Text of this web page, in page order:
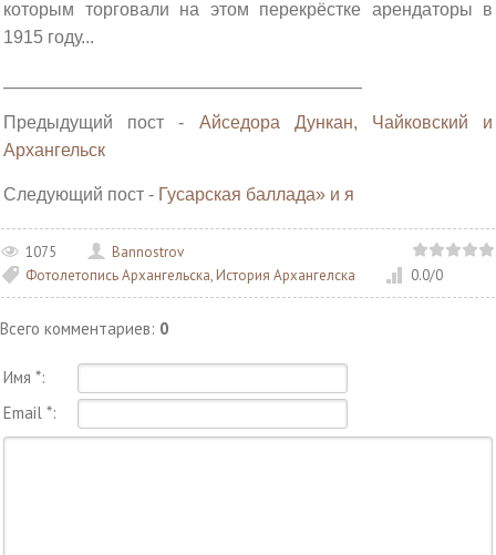
которым торговали на этом перекрёстке арендаторы в
1915 году...
Предыдущий пост - Айседора Дункан, Чайковский и
Архангельск
Следующий пост - Гусарская баллада» и я
1075
Bannostrov
Фотолетопись Архангельска, История Архангелска 0.0/0
Всего комментариев: 0
Имя *:
Email *: